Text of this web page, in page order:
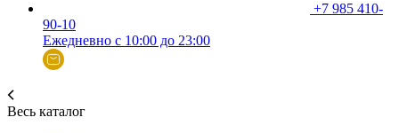
+7 985 410-
90-10
Ежедневно с 10:00 до 23:00
Весь каталог